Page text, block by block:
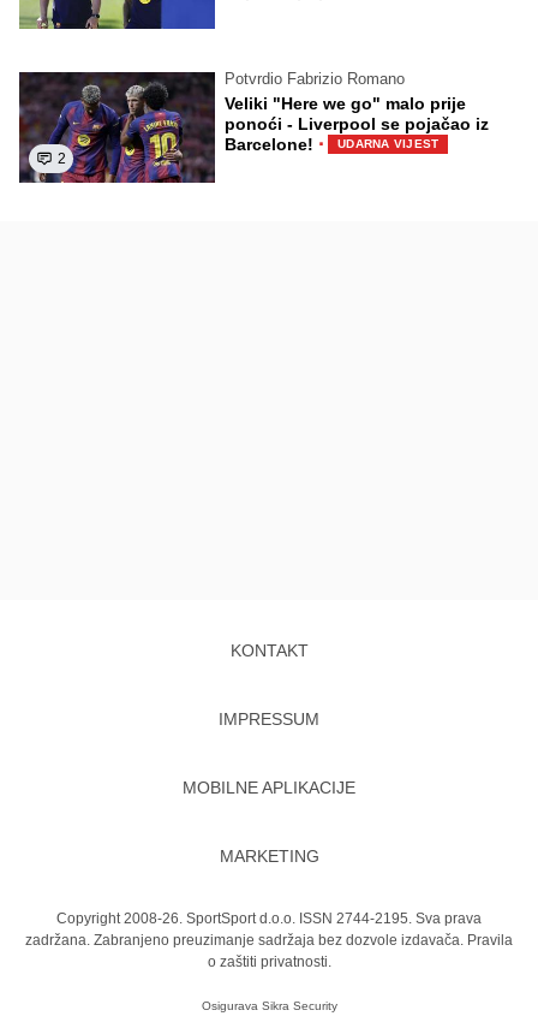
2
Potvrdio Fabrizio Romano
Veliki "Here we go" malo prije
ponoći - Liverpool se pojačao iz
Barcelone! · UDARNA VIJEST
KONTAKT
IMPRESSUM
MOBILNE APLIKACIJE
MARKETING
Copyright 2008-26. SportSport d.o.o. ISSN 2744-2195. Sva prava
zadržana. Zabranjeno preuzimanje sadržaja bez dozvole izdavača. Pravila
o zaštiti privatnosti.
Osigurava Sikra Security